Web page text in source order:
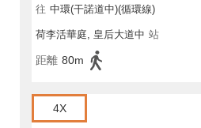
往 中環(干諾道中)(循環線)
荷李活華庭, 皇后大道中 站
距離 80m
4X